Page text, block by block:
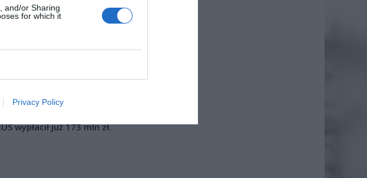
and/or Sharing
for which it
Privacy Policy
torbę i nóż.
wypłacił już 173 mln zł.